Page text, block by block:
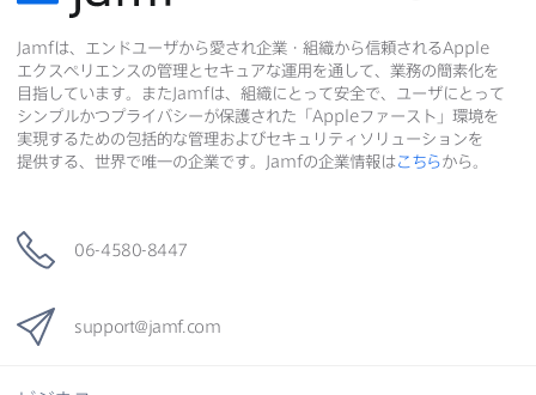
共
有
有
共
有
Jamfは、​エンドユーザから​愛され企業・組織から​信頼されるApple
エクスペリエンスの​管理と​セキュアな​運用を​通して、​業務の​簡素化を​
目指しています。​また Jamfは、​組織に​とって​安全で、​ユーザに​とって​
シンプルかつプライバシーが​保護された​「 Appleファースト」環境を​
実現する​ための​包括的な​管理および​セキュリティソリューションを​
提供する、​世界で​唯一の​企業です。
Jamfの​企業情報はこちらから。
06-4580-8447
support@jamf. com